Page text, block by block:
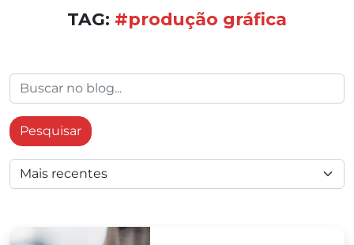
TAG: #produção gráfica
Pesquisar